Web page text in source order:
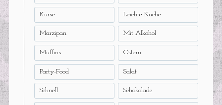
Kurse Leichte Küche
Marzipan Mit Alkohol
Muffins Ostern
Party-Food Salat
Schnell Schokolade